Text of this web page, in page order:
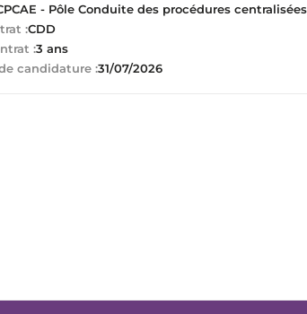
- Pôle Conduite des procédures
:CDD
:3 ans
candidature :31/07/2026